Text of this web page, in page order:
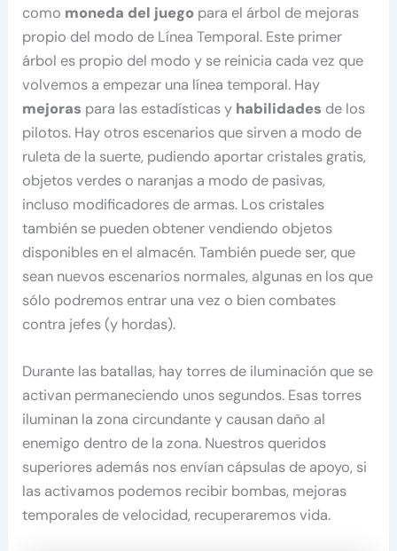
como moneda del juego para el árbol de mejoras
propio del modo de Línea Temporal. Este primer
árbol es propio del modo y se reinicia cada vez que
volvemos a empezar una línea temporal. Hay
mejoras para las estadísticas y habilidades de los
pilotos. Hay otros escenarios que sirven a modo de
ruleta de la suerte, pudiendo aportar cristales gratis,
objetos verdes o naranjas a modo de pasivas,
incluso modificadores de armas. Los cristales
también se pueden obtener vendiendo objetos
disponibles en el almacén. También puede ser, que
sean nuevos escenarios normales, algunas en los que
sólo podremos entrar una vez o bien combates
contra jefes (y hordas).
Durante las batallas, hay torres de iluminación que se
activan permaneciendo unos segundos. Esas torres
iluminan la zona circundante y causan daño al
enemigo dentro de la zona. Nuestros queridos
superiores además nos envían cápsulas de apoyo, si
las activamos podemos recibir bombas, mejoras
temporales de velocidad, recuperaremos vida.